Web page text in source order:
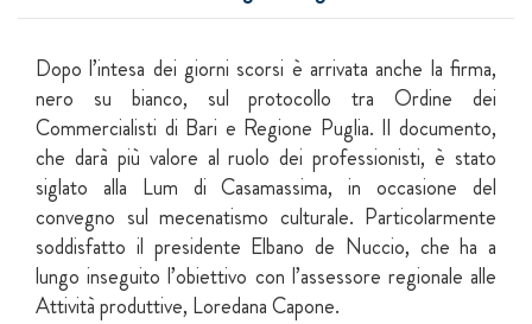
Dopo l’intesa dei giorni scorsi è arrivata anche la firma,
nero su bianco, sul protocollo tra Ordine dei
Commercialisti di Bari e Regione Puglia. Il documento,
che darà più valore al ruolo dei professionisti, è stato
siglato alla Lum di Casamassima, in occasione del
convegno sul mecenatismo culturale. Particolarmente
soddisfatto il presidente Elbano de Nuccio, che ha a
lungo inseguito l’obiettivo con l’assessore regionale alle
Attività produttive, Loredana Capone.